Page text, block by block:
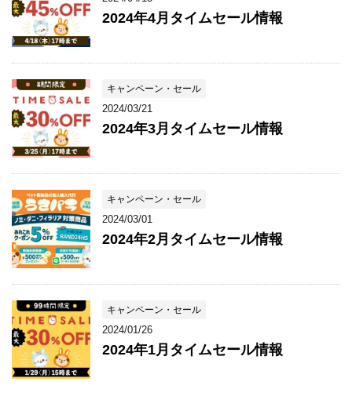
2024年4月タイムセール情報
キャンペーン・セール
2024/03/21
2024年3月タイムセール情報
キャンペーン・セール
2024/03/01
2024年2月タイムセール情報
キャンペーン・セール
2024/01/26
2024年1月タイムセール情報